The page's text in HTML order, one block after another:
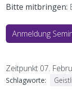
Bitte mitbringen:
Anmeldung
Zeitpunkt 07.
Schlagworte